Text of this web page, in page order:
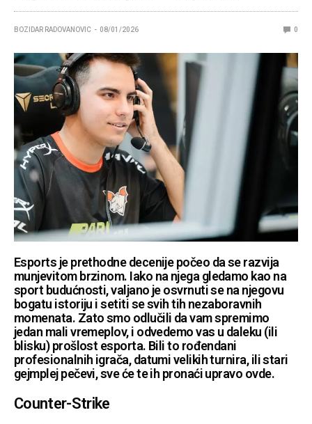
BOZIDAR RADOVANOVIC 08/01/2026 0
Esports je prethodne decenije počeo da se razvija
munjevitom brzinom. Iako na njega gledamo kao na
sport budućnosti, valjano je osvrnuti se na njegovu
bogatu istoriju i setiti se svih tih nezaboravnih
momenata. Zato smo odlučili da vam spremimo
jedan mali vremeplov, i odvedemo vas u daleku (ili
blisku) prošlost esporta. Bili to rođendani
profesionalnih igrača, datumi velikih turnira, ili stari
gejmplej pečevi, sve će te ih pronaći upravo ovde.
Counter-Strike